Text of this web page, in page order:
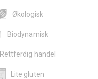
Økologisk
Biodynamisk
Rettferdig handel
Lite gluten